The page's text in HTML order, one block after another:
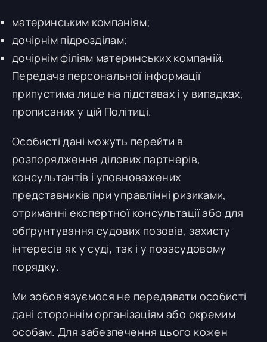
материнським компаніям;
дочірнім підрозділам;
дочірнім філіям материнських компаній.
Передача персональної інформації
припустима лише на підставах і у випадках,
прописаних у цій Політиці.
Особисті дані можуть перейти в
розпорядження ділових партнерів,
консультантів і уповноважених
представників при управлінні ризиками,
отриманні експертної консультації або для
обґрунтування судових позовів, захисту
інтересів як у суді, так і у позасудовому
порядку.
Ми зобов'язуємося не передавати особисті
дані стороннім організаціям або окремим
особам. Для забезпечення цього кожен